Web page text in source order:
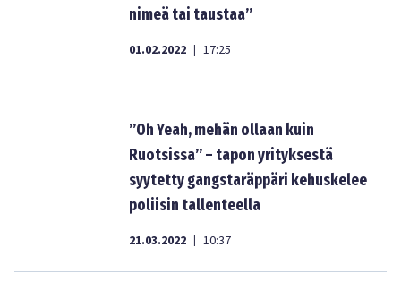
nimeä tai taustaa”
01.02.2022 | 17:25
”Oh Yeah, mehän ollaan kuin
Ruotsissa” – tapon yrityksestä
syytetty gangstaräppäri kehuskelee
poliisin tallenteella
21.03.2022 | 10:37